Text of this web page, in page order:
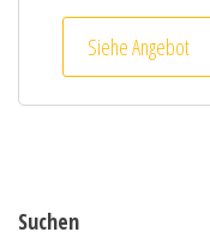
Siehe Angebot
Suchen